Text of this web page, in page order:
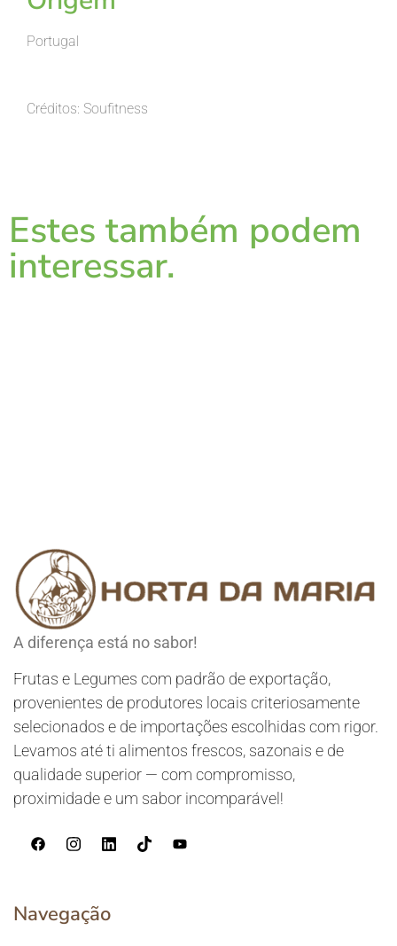
Portugal
Créditos: Soufitness
Estes também podem
interessar.
A diferença está no sabor!
Frutas e Legumes com padrão de exportação,
provenientes de produtores locais criteriosamente
selecionados e de importações escolhidas com rigor.
Levamos até ti alimentos frescos, sazonais e de
qualidade superior — com compromisso,
proximidade e um sabor incomparável!
Navegação